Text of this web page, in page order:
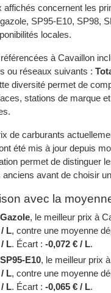
affichés concernent les
SP95-E10, SP98,
locales.
à Cavaillon
ou réseaux suivants :
diversité permet de
stations de marque
de carburants
été mis à jour depuis
permet de distinguer
avant de choisir
avec la
Gazole, le meilleur prix à
/ L, contre une moyenne
/ L. Écart :-0,072 € / L.
SP95-E10, le meilleur prix
/ L, contre une moyenne
/ L. Écart :-0,065 € / L.